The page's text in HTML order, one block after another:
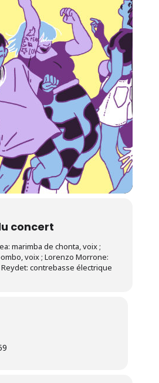
concert
marimba de chonta, voix ;
voix ; Lorenzo Morrone:
contrebasse électrique